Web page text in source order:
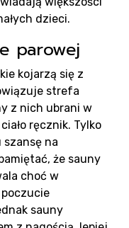
dzieci.
parowej
kojarzą się z
strefa
z nich ubrani w
ręcznik. Tylko
szansę na
że sauny
choć w
sauny